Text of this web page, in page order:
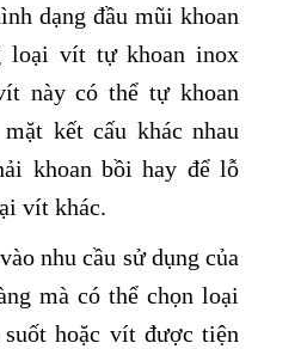
dạng đầu mũi khoan
loại vít tự khoan inox
này có thể tự khoan
kết cấu khác nhau
khoan bồi hay để lỗ
vít khác.
nhu cầu sử dụng của
mà có thể chọn loại
hoặc vít được tiện